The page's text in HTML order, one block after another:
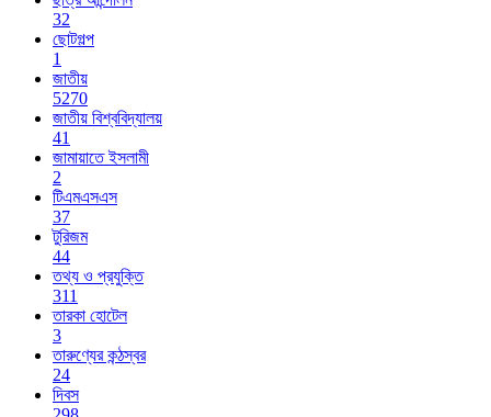
32
ছোটগল্প
1
জাতীয়
5270
জাতীয় বিশ্ববিদ্যালয়
41
জামায়াতে ইসলামী
2
টিএমএসএস
37
টুরিজম
44
তথ্য ও প্রযুক্তি
311
তারকা হোটেল
3
তারুণ্যের কন্ঠস্বর
24
দিবস